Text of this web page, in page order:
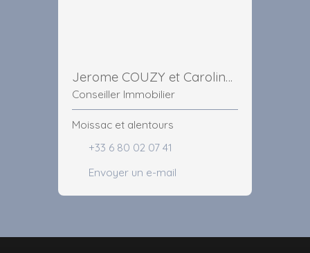
Jerome COUZY et Caroline MARCHIOL
Conseiller Immobilier
Moissac et alentours
+33 6 80 02 07 41
Envoyer un e-mail